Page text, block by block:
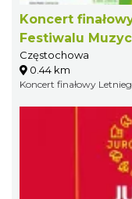
Koncert
Festiwalu
Częstochowa
0.44 km
Koncert finałowy